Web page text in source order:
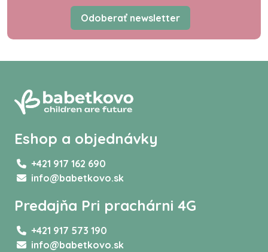
Odoberať newsletter
Eshop a objednávky
+421 917 162 690
info@babetkovo.sk
Predajňa Pri prachárni 4G
+421 917 573 190
info@babetkovo.sk